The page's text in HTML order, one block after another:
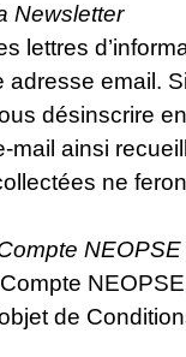
Newsletter
lettres
adresse email.
désinscrire
mail ainsi
ne
NEOPSE
de